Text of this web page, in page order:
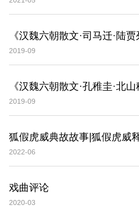
《汉魏六朝散文·司马迁·陆
2019-09
《汉魏六朝散文·孔稚圭·北
2019-09
狐假虎威典故故事|狐假虎威
2022-06
戏曲评论
2020-03